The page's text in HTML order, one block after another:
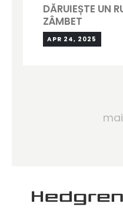
DĂRUIEȘTE UN
ZÂMBET
APR 24, 2025